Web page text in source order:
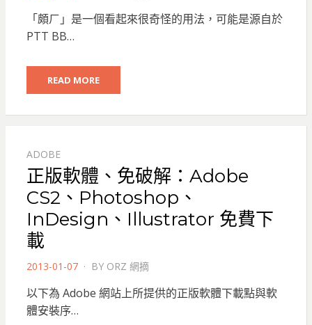
「頗ㄏ」是一個看起來很奇怪的用法，可能是源自於
PTT BB…
READ MORE
ADOBE
正版軟體、免破解：Adobe
CS2、Photoshop、
InDesign、Illustrator 免費下
載
POSTED
2013-01-07 BY ORZ 網摘
以下為 Adobe 網站上所提供的正版軟體下載點與軟
體安裝序…